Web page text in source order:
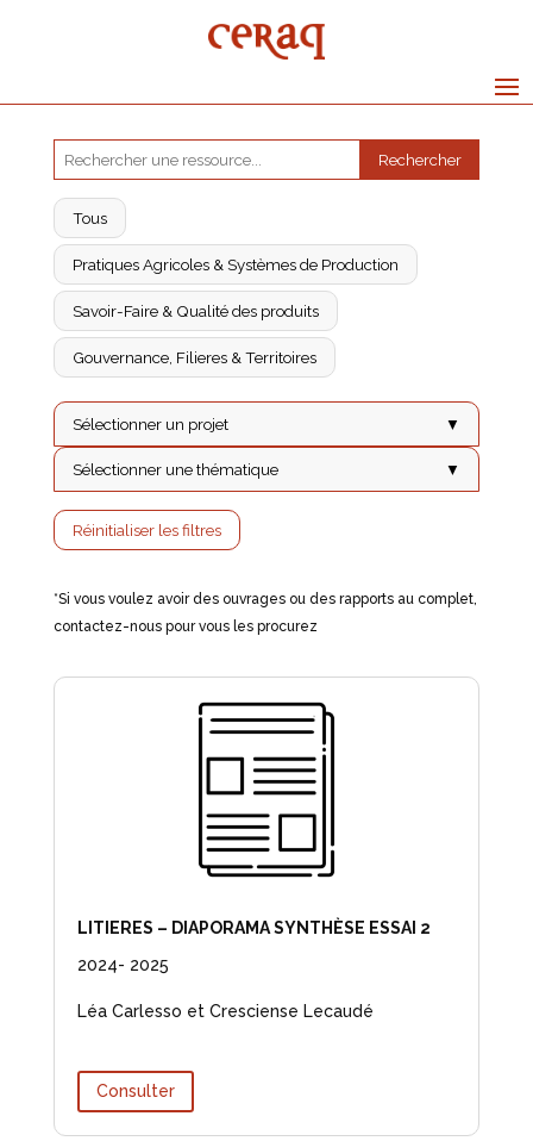
Rechercher
Tous
Pratiques Agricoles & Systèmes de Production
Savoir-Faire & Qualité des produits
Gouvernance, Filieres & Territoires
Sélectionner un projet ▼
Sélectionner une thématique ▼
Réinitialiser les filtres
*Si vous voulez avoir des ouvrages ou des rapports au complet,
contactez-nous pour vous les procurez
LITIERES – DIAPORAMA SYNTHÈSE ESSAI 2
2024- 2025
Léa Carlesso et Cresciense Lecaudé
Consulter